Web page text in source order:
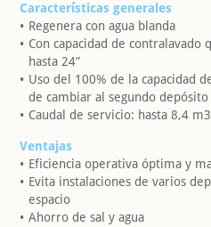
Características generales
Regenera con agua blanda
Con capacidad de contralavado
hasta 24”
Uso del 100% de la capacidad
de cambiar al segundo depósito
Caudal de servicio: hasta 8,4
Ventajas
Eficiencia operativa óptima y
Evita instalaciones de varios
espacio
Ahorro de sal y agua